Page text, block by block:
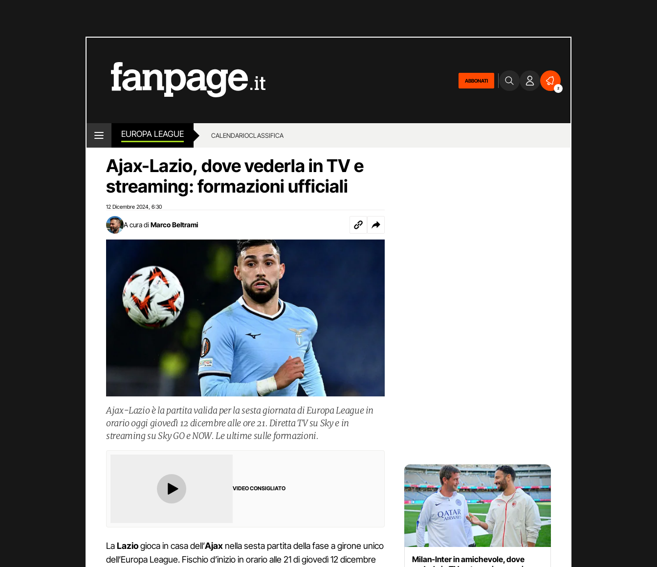
ABBONATI
2
EUROPA LEAGUE CALENDARIOCLASSIFICA
Ajax-Lazio, dove vederla in TV e
streaming: formazioni ufficiali
12 Dicembre 2024 6:30
A cura di Marco Beltrami
Ajax-Lazio è la partita valida per la sesta giornata di Europa League in
orario oggi giovedì 12 dicembre alle ore 21. Diretta TV su Sky e in
streaming su Sky GO e NOW. Le ultime sulle formazioni.
VIDEO CONSIGLIATO
LaLaziogioca in casa dell’Ajax nella sesta partita della fase a girone unico
dell’Europa League. Fischio d’inizio in orario alle 21 di giovedì 12 dicembre
Milan-Inter in amichevole, dove